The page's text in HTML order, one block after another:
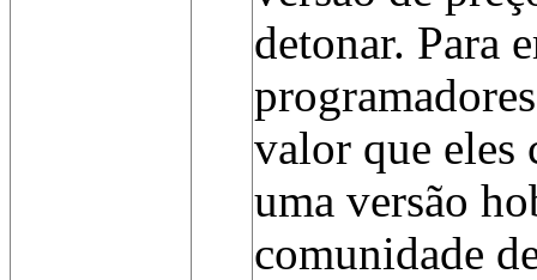
detonar. Para
valor que eles
uma versão
comunidade